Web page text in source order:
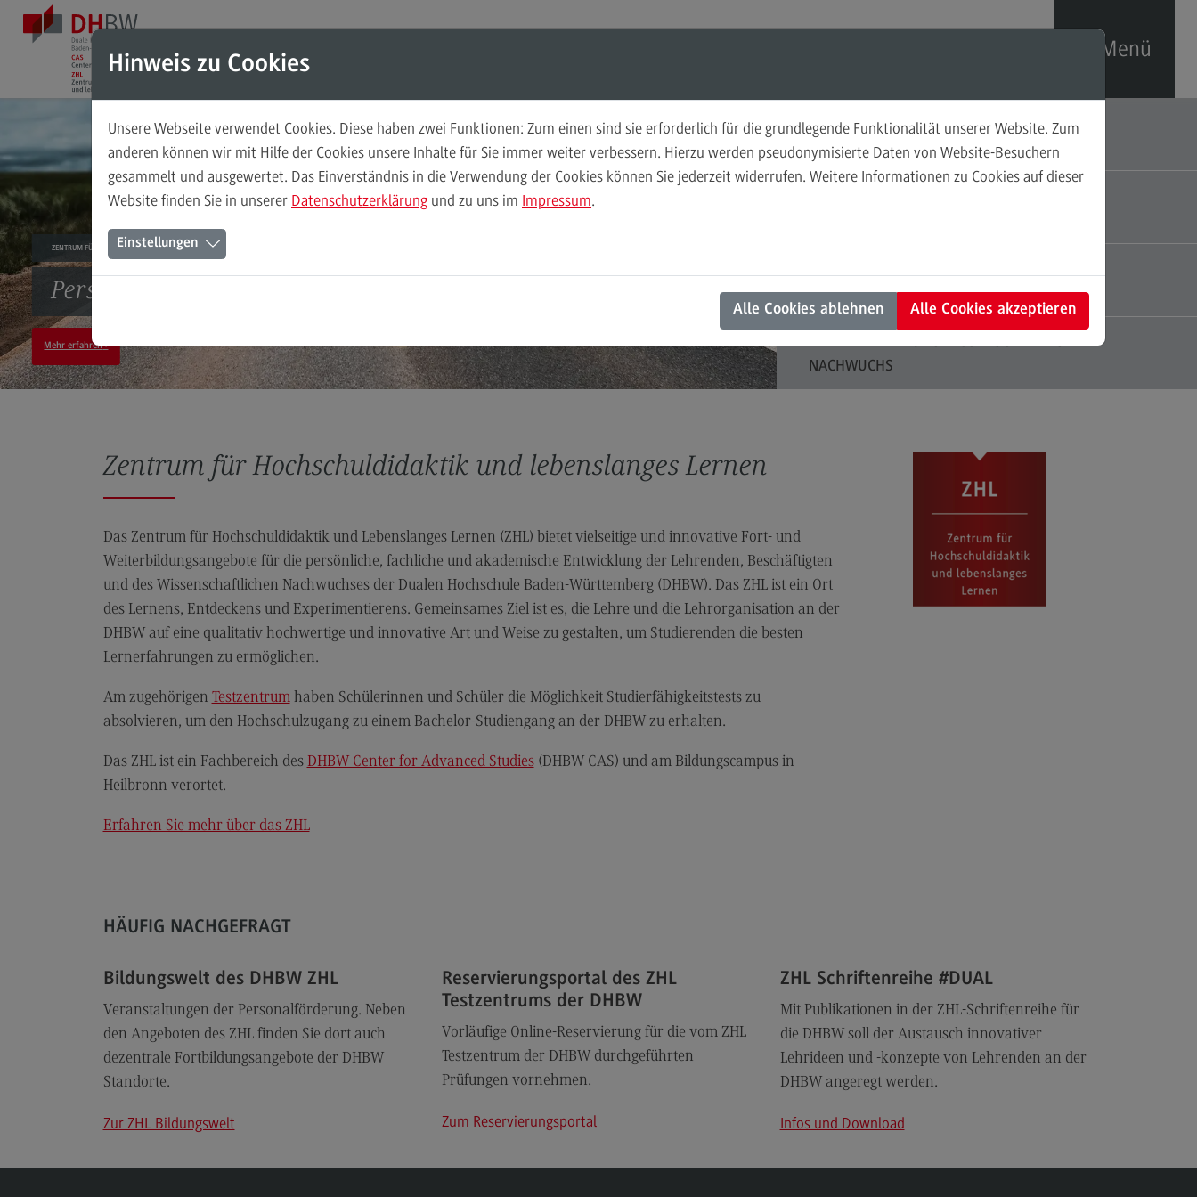
Direkt zum Inhalt
Direkt zum Hauptmenu
Direkt zum Footer
Menü
Das ZHL
Ansprechpersonen
Hochschuldidaktik
Weiterbildungsformate
Das Onlineangebot
Semesterplanung
Prüfungen
Publikationen
Angebote an den DHBW Standorten
Angebote an den DHBW Standorten
Education Support Center
Lehrpreise
Lehrpreise
DHBW Lehrpreise
Für Studierende
Publikationen
Schriftenreihe #DUAL
Projekte
Projekte
Personalförderung
ZENTRUM FÜR HOCHSCHULDIDAKTIK UND LEBENSLANGES LERNEN
Persönlichkeiten. Perspektiven. Potentiale.
Mehr erfahren
HOCHSCHULDIDAKTIK
TESTZENTRUM
NACHWUCHS
Zentrum für Hochschuldidaktik und lebenslanges Lernen
Das Zentrum für Hochschuldidaktik und Lebenslanges Lernen (ZHL) bietet vielseitige und innovative Fort- und
Weiterbildungsangebote für die persönliche, fachliche und akademische Entwicklung der Lehrenden, Beschäftigten
und des Wissenschaftlichen Nachwuchses der Dualen Hochschule Baden-Württemberg (DHBW). Das ZHL ist ein Ort
des Lernens, Entdeckens und Experimentierens. Gemeinsames Ziel ist es, die Lehre und die Lehrorganisation an der
DHBW auf eine qualitativ hochwertige und innovative Art und Weise zu gestalten, um Studierenden die besten
Lernerfahrungen zu ermöglichen.
Am zugehörigen Testzentrumhaben Schülerinnen und Schüler die Möglichkeit Studierfähigkeitstests zu
absolvieren, um den Hochschulzugang zu einem Bachelor-Studiengang an der DHBW zu erhalten.
Das ZHL ist ein Fachbereich des DHBW Center for Advanced Studies(DHBW CAS) und am Bildungscampus in
Heilbronn verortet.
Erfahren Sie mehr über das ZHL
HÄUFIG NACHGEFRAGT
Bildungswelt des DHBW ZHL
Veranstaltungen der Personalförderung. Neben
den Angeboten des ZHL finden Sie dort auch
dezentrale Fortbildungsangebote der DHBW
Standorte.
Zur ZHL Bildungswelt
Reservierungsportal des ZHL
Testzentrums der DHBW
Vorläufige Online-Reservierung für die vom ZHL
Testzentrum der DHBW durchgeführten
Prüfungen vornehmen.
Zum Reservierungsportal
ZHL Schriftenreihe #DUAL
Mit Publikationen in der ZHL-Schriftenreihe für
die DHBW soll der Austausch innovativer
Lehrideen und -konzepte von Lehrenden an der
DHBW angeregt werden.
Infos und Download
Hinweis zu Cookies
Unsere Webseite verwendet Cookies. Diese haben zwei Funktionen: Zum einen sind sie erforderlich für die grundlegende Funktionalität unserer Website. Zum
anderen können wir mit Hilfe der Cookies unsere Inhalte für Sie immer weiter verbessern. Hierzu werden pseudonymisierte Daten von Website-Besuchern
gesammelt und ausgewertet. Das Einverständnis in die Verwendung der Cookies können Sie jederzeit widerrufen. Weitere Informationen zu Cookies auf dieser
Website finden Sie in unserer Datenschutzerklärung und zu uns im Impressum.
Einstellungen
Alle Cookies ablehnen Alle Cookies akzeptieren